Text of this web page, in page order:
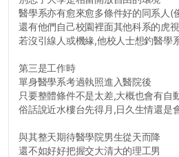
醫學系亦有愈來愈多條件好的同系人(
還有他們自己校園裡面其他科系的虎
若沒引線人或機緣,他校人士想釣醫學
第三是工作時
單身醫學系考過執照進入醫院後
只要整體條件不是太差,大概也會有自
俗話說近水樓台先得月,日久生情還是
與其整天期待醫學院男生從天而降
還不如好好把握交大清大的理工男